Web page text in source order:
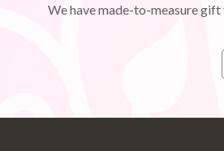
We have made-to-measure